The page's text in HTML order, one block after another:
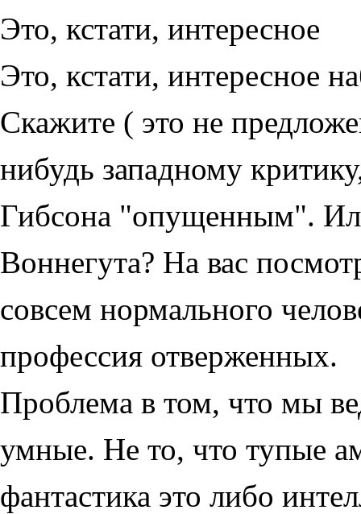
Это, кстати, интересное
Это, кстати, интересное
Скажите ( это не
нибудь западному
Гибсона "опущенным".
Воннегута? На вас
совсем нормального
профессия отверженных.
Проблема в том, что мы
умные. Не то, что тупые
фантастика это либо